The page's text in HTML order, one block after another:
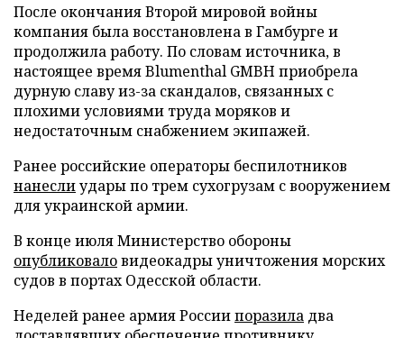
После окончания Второй мировой войны
компания была восстановлена в Гамбурге и
продолжила работу. По словам источника, в
настоящее время Blumenthal GMBH приобрела
дурную славу из-за скандалов, связанных с
плохими условиями труда моряков и
недостаточным снабжением экипажей.
Ранее российские операторы беспилотников
нанеслиудары по трем сухогрузам с вооружением
для украинской армии.
В конце июля Министерство обороны
опубликоваловидеокадры уничтожения морских
судов в портах Одесской области.
Неделей ранее армия Россиипоразила два